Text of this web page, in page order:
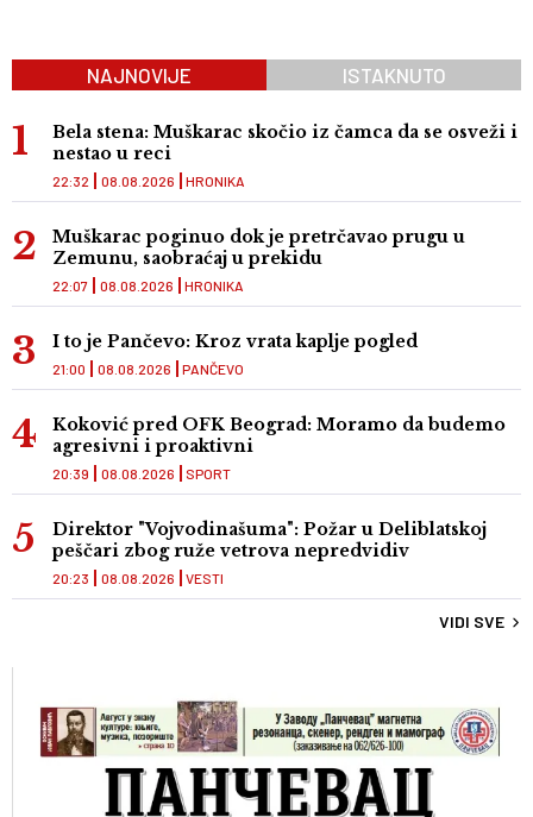
NAJNOVIJE ISTAKNUTO
Bela stena: Muškarac skočio iz čamca da se osveži i
nestao u reci
HRONIKA
22:32 08.08.2026
Muškarac poginuo dok je pretrčavao prugu u
Zemunu, saobraćaj u prekidu
HRONIKA
22:07 08.08.2026
I to je Pančevo: Kroz vrata kaplje pogled
PANČEVO
21:00 08.08.2026
Koković pred OFK Beograd: Moramo da budemo
agresivni i proaktivni
SPORT
20:39 08.08.2026
Direktor "Vojvodinašuma": Požar u Deliblatskoj
peščari zbog ruže vetrova nepredvidiv
VESTI
20:23 08.08.2026
VIDI SVE